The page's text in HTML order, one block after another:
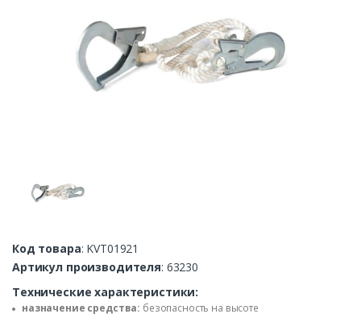
Код товара: KVT01921
Артикул производителя: 63230
Технические характеристики:
назначение средства: безопасность на высоте